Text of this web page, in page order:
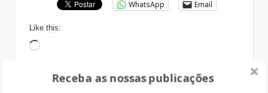
WhatsApp Email
Like this:
Loading…
Receba as nossas publicações